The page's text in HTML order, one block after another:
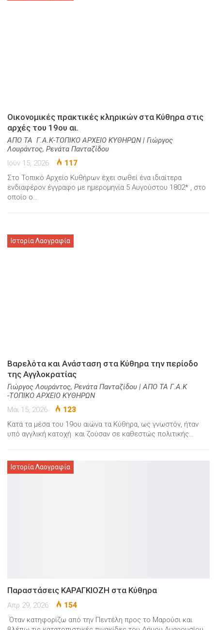
Οικονομικές πρακτικές κληρικών στα Κύθηρα στις
αρχές του 19ου αι.
ΑΠΟ ΤΑ Γ.Α.Κ-ΤΟΠΙΚΟ ΑΡΧΕΙΟ ΚΥΘΗΡΩΝ | Γιώργος
Λουράντος, Ρενάτα Πανταζίδου
Ιούν 15, 2026
117
Στο Τοπικό Αρχείο Κυθήρων έχει σωθεί ένα ιδιαίτερα
ενδιαφέρον έγγραφο με ημερομηνία 5 Αυγούστου 1802* , στο
οποίο ο…
Ιστορία Λαογραφία
Βαρελότα και Ανάσταση στα Κύθηρα την περίοδο
της Αγγλοκρατίας
Γιώργος Λουράντος, Ρενάτα Πανταζίδου | ΑΠΟ ΤΑ Γ.Α.Κ
-ΤΟΠΙΚΟ ΑΡΧΕΙΟ ΚΥΘΗΡΩΝ
Μάι 15, 2026
123
Κατά τα μέσα του 19ου αιώνα τα Κύθηρα, ως γνωστόν, ήταν
υπό αγγλική κατοχή και ζούσαν σε καθεστώς πολιτικής…
Ιστορία Λαογραφία
Παραστάσεις ΚΑΡΑΓΚΙΟΖΗ στα Κύθηρα
Απρ 29, 2026
154
Όταν κατηφορίζω από την Πεντέλη προς το Μαρούσι και